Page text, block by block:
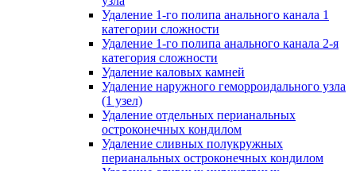
Удаление 1-го полипа анального канала 1
категории сложности
Удаление 1-го полипа анального канала 2-я
категория сложности
Удаление каловых камней
Удаление наружного геморроидального узла
(1 узел)
Удаление отдельных перианальных
остроконечных кондилом
Удаление сливных полукружных
перианальных остроконечных кондилом